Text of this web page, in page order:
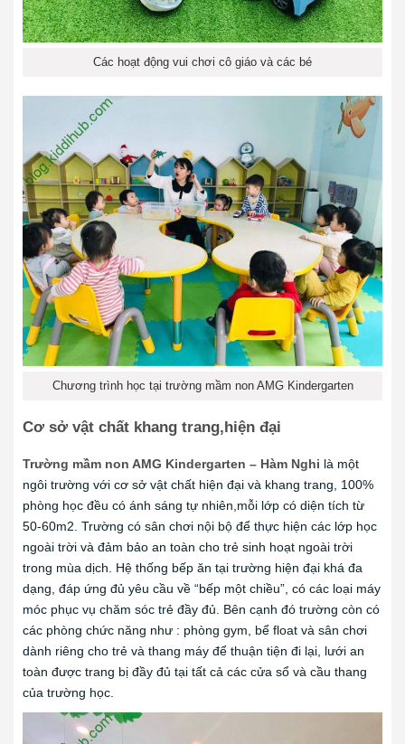
Các hoạt động vui chơi cô giáo và các bé
Chương trình học tại trường mầm non AMG Kindergarten
Cơ sở vật chất khang trang,hiện đại
Trường mầm non AMG Kindergarten – Hàm Nghi là một
ngôi trường với cơ sở vật chất hiện đại và khang trang, 100%
phòng học đều có ánh sáng tự nhiên,mỗi lớp có diện tích từ
50-60m2. Trường có sân chơi nội bộ để thực hiện các lớp học
ngoài trời và đảm bảo an toàn cho trẻ sinh hoạt ngoài trời
trong mùa dịch. Hệ thống bếp ăn tại trường hiện đại khá đa
dạng, đáp ứng đủ yêu cầu về “bếp một chiều”, có các loại máy
móc phục vụ chăm sóc trẻ đầy đủ. Bên cạnh đó trường còn có
các phòng chức năng như : phòng gym, bể float và sân chơi
dành riêng cho trẻ và thang máy để thuận tiện đi lại, lưới an
toàn được trang bị đầy đủ tại tất cả các cửa sổ và cầu thang
của trường học.